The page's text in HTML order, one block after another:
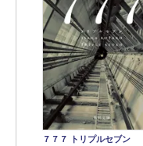
７７７ トリプルセブン